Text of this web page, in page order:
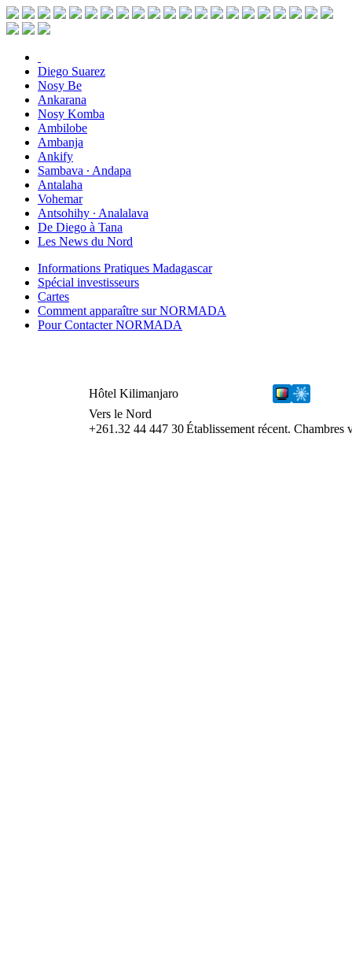
Diego Suarez
Nosy Be
Ankarana
Nosy Komba
Ambilobe
Ambanja
Ankify
Sambava ∙ Andapa
Antalaha
Vohemar
Antsohihy ∙ Analalava
De Diego à Tana
Les News du Nord
Informations Pratiques Madagascar
Spécial investisseurs
Cartes
Comment apparaître sur NORMADA
Pour Contacter NORMADA
Hôtel Kilimanjaro
Vers le Nord
+261.32 44 447 30Établissement récent. Chambres